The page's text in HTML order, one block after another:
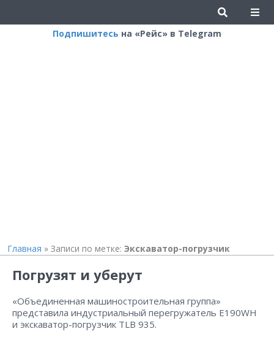
Подпишитесь на «Рейс» в Telegram
Главная » Записи по метке: Экскаватор-погрузчик
Погрузят и уберут
«Объединенная машиностроительная группа»
представила индустриальный перегружатель E190WH
и экскаватор-погрузчик TLB 935.